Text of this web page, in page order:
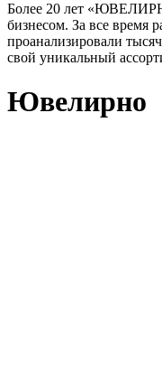
Более 20 лет
бизнесом. За все
проанализировали
свой уникальный
Ювелирно